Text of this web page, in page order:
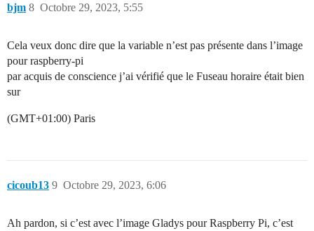
bjm Octobre 29, 2023, 5:55
8
Cela veux donc dire que la variable n’est pas présente dans l’image
pour raspberry-pi
par acquis de conscience j’ai vérifié que le Fuseau horaire était bien
sur
(GMT+01:00) Paris
cicoub13 Octobre 29, 2023, 6:06
9
Ah pardon, si c’est avec l’image Gladys pour Raspberry Pi, c’est